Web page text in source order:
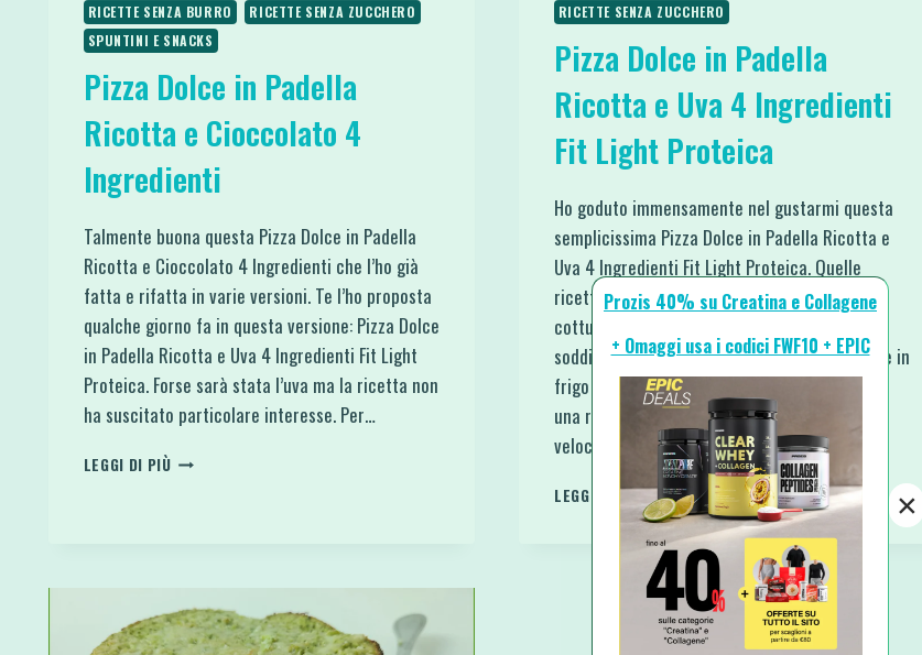
RICETTE SENZA BURRO
RICETTE SENZA ZUCCHERO
SPUNTINI E SNACKS
Pizza Dolce in Padella
Ricotta e Cioccolato 4
Ingredienti
Talmente buona questa Pizza Dolce in Padella
Ricotta e Cioccolato 4 Ingredienti che l’ho già
fatta e rifatta in varie versioni. Te l’ho proposta
qualche giorno fa in questa versione: Pizza Dolce
in Padella Ricotta e Uva 4 Ingredienti Fit Light
Proteica. Forse sarà stata l’uva ma la ricetta non
ha suscitato particolare interesse. Per…
LEGGI DI PIÙPIZZA
4
INGREDIENTI
RICETTE SENZA ZUCCHERO
Pizza Dolce in Padella
Ricotta e Uva 4 Ingredienti
Fit Light Proteica
Ho goduto immensamente nel gustarmi questa
semplicissima Pizza Dolce in Padella Ricotta e
Uva 4 Ingredienti Fit Light Proteica. Quelle
ricette che nascono sul momento e di cui a
cottura ultimata ti senti incredibilmente
soddisfatta. Avevo appena comprato dell’uva e in
frigo c’era della ricotta da consumare. Volevo
una ricetta semplice, con pochi ingredienti,
veloce…
LEGGI DI PIÙPIZZA
DOLCE
IN
PADELLA
RICOTTA
E
UVA
Prozis 40% su Creatina e Collagene
+ Omaggi usa i codici FWF10 + EPIC
×